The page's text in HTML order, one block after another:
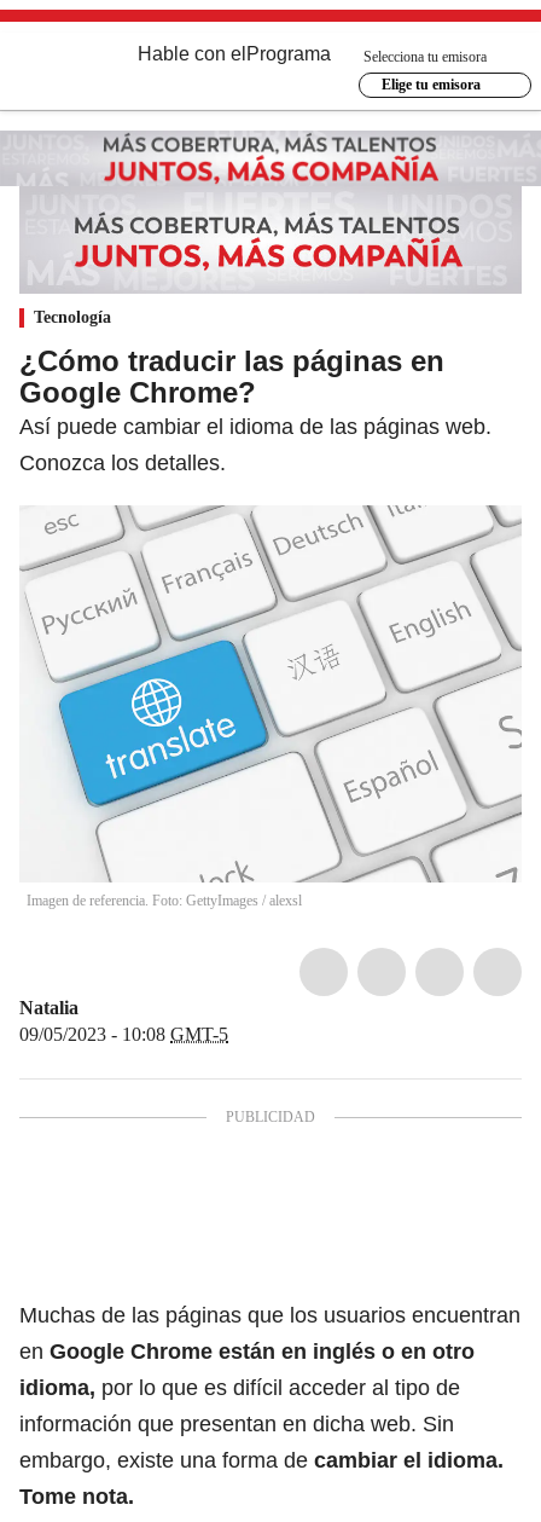
Hable con el Programa
Selecciona tu emisora
Elige tu emisora
Tecnología
¿Cómo traducir las páginas en
Google Chrome?
Así puede cambiar el idioma de las páginas web.
Conozca los detalles.
Imagen de referencia. Foto: GettyImages / alexsl
Natalia
09/05/2023 - 10:08 GMT-5
Muchas de las páginas que los usuarios encuentran
en Google Chrome están en inglés o en otro
idioma, por lo que es difícil acceder al tipo de
información que presentan en dicha web. Sin
embargo, existe una forma de cambiar el idioma.
Tome nota.